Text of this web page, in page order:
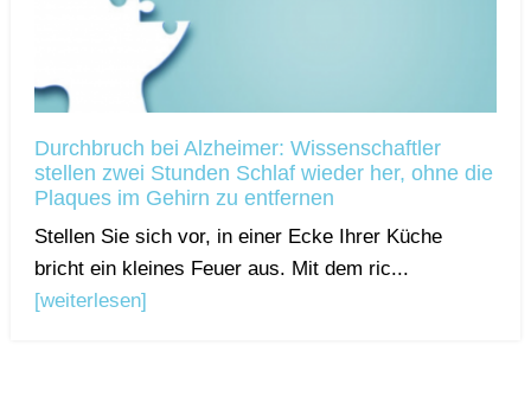
Durchbruch bei Alzheimer: Wissenschaftler
stellen zwei Stunden Schlaf wieder her, ohne die
Plaques im Gehirn zu entfernen
Stellen Sie sich vor, in einer Ecke Ihrer Küche
bricht ein kleines Feuer aus. Mit dem ric...
[weiterlesen]